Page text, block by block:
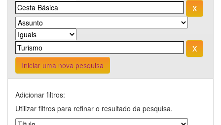
Iniciar uma nova pesquisa
Adicionar filtros:
Utilizar filtros para refinar o resultado da pesquisa.